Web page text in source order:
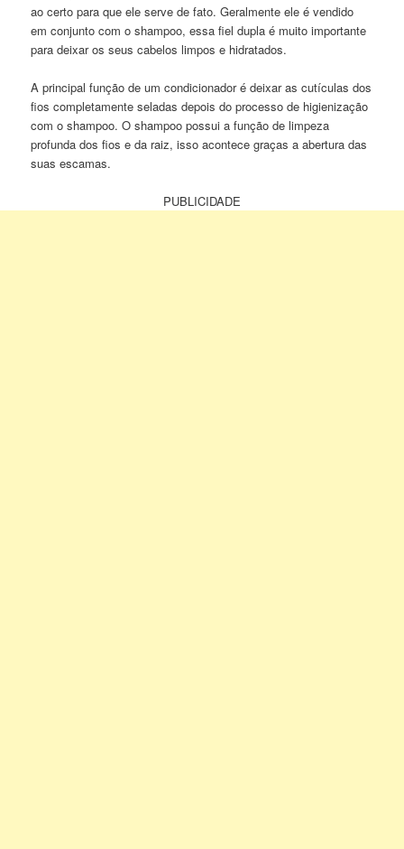
ao certo para que ele serve de fato. Geralmente ele é vendido
em conjunto com o shampoo, essa fiel dupla é muito importante
para deixar os seus cabelos limpos e hidratados.
A principal função de um condicionador é deixar as cutículas dos
fios completamente seladas depois do processo de higienização
com o shampoo. O shampoo possui a função de limpeza
profunda dos fios e da raiz, isso acontece graças a abertura das
suas escamas.
PUBLICIDADE